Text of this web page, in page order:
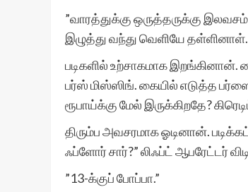
”வாரத்துக்கு ஒருத்தருக்கு
இழுத்து வந்து வெளியே
படிகளில் உற்சாகமாக
பர்ஸ் மிஸ்ஸிங். கையில் எடுத்த
ரூபாய்க்கு மேல் இருக்கிறதே?
திரும்ப அவசரமாக ஓடினான்.
ஃப்ளோர் சார்?” லிஃப்ட் ஆபரேட்டர்
”13-க்குப் போப்பா.”